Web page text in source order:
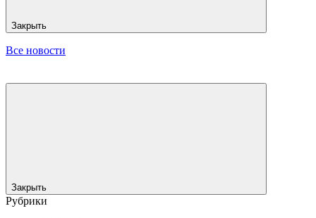
Закрыть
Все новости
Закрыть
Рубрики